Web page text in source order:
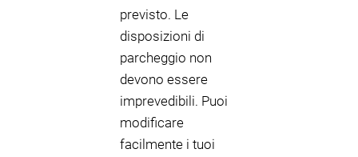
previsto. Le
disposizioni di
parcheggio non
devono essere
imprevedibili. Puoi
modificare
facilmente i tuoi